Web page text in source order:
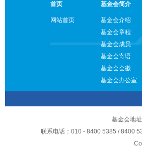
首页 基金会简介
网站首页
基金会介绍
基金会章程
基金会成员
基金会寄语
基金会会徽
基金会办公室
基金会地
联系电话：010 - 8400 5385 / 8400